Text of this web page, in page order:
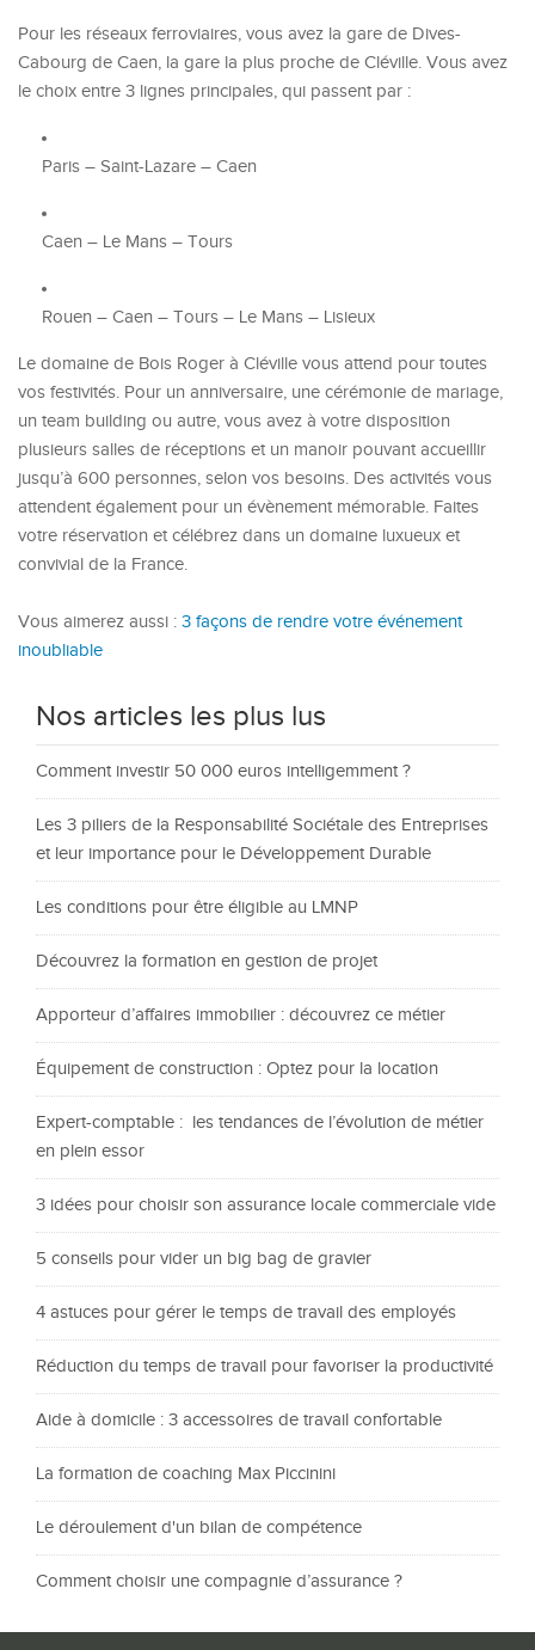
Pour les réseaux ferroviaires, vous avez la gare de Dives-
Cabourg de Caen, la gare la plus proche de Cléville. Vous avez
le choix entre 3 lignes principales, qui passent par :
Paris – Saint-Lazare – Caen
Caen – Le Mans – Tours
Rouen – Caen – Tours – Le Mans – Lisieux
Le domaine de Bois Roger à Cléville vous attend pour toutes
vos festivités. Pour un anniversaire, une cérémonie de mariage,
un team building ou autre, vous avez à votre disposition
plusieurs salles de réceptions et un manoir pouvant accueillir
jusqu’à 600 personnes, selon vos besoins. Des activités vous
attendent également pour un évènement mémorable. Faites
votre réservation et célébrez dans un domaine luxueux et
convivial de la France.
Vous aimerez aussi : 3 façons de rendre votre événement
inoubliable
Nos articles les plus lus
Comment investir 50 000 euros intelligemment ?
Les 3 piliers de la Responsabilité Sociétale des Entreprises
et leur importance pour le Développement Durable
Les conditions pour être éligible au LMNP
Découvrez la formation en gestion de projet
Apporteur d’affaires immobilier : découvrez ce métier
Équipement de construction : Optez pour la location
Expert-comptable : les tendances de l’évolution de métier
en plein essor
3 idées pour choisir son assurance locale commerciale vide
5 conseils pour vider un big bag de gravier
4 astuces pour gérer le temps de travail des employés
Réduction du temps de travail pour favoriser la productivité
Aide à domicile : 3 accessoires de travail confortable
La formation de coaching Max Piccinini
Le déroulement d'un bilan de compétence
Comment choisir une compagnie d’assurance ?